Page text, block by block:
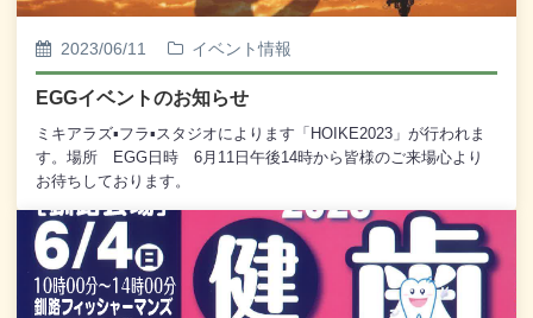
2023/06/11 イベント情報
EGGイベントのお知らせ
ミキアラズ▪フラ▪スタジオによります「HOIKE2023」が行われま
す。場所 EGG日時 6月11日午後14時から皆様のご来場心より
お待ちしております。